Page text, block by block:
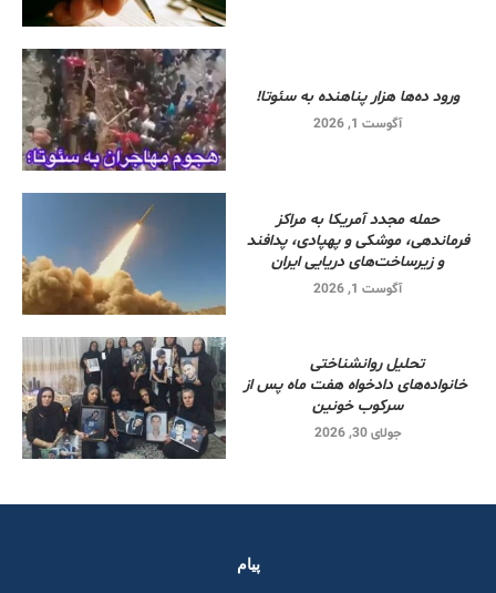
ورود ده‌ها هزار پناهنده به سئوتا!
آگوست 1, 2026
حمله مجدد آمریکا به مراکز
فرماندهی، موشکی و پهپادی، پدافند
و زیرساخت‌های دریایی ایران
آگوست 1, 2026
تحلیل روانشناختی
خانواده‌های دادخواه هفت ماه پس از
سرکوب خونین
جولای 30, 2026
پیام